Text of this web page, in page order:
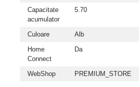
Capacitate
acumulator
5.70
Culoare
Alb
Home
Connect
Da
WebShop PREMIUM_STORE